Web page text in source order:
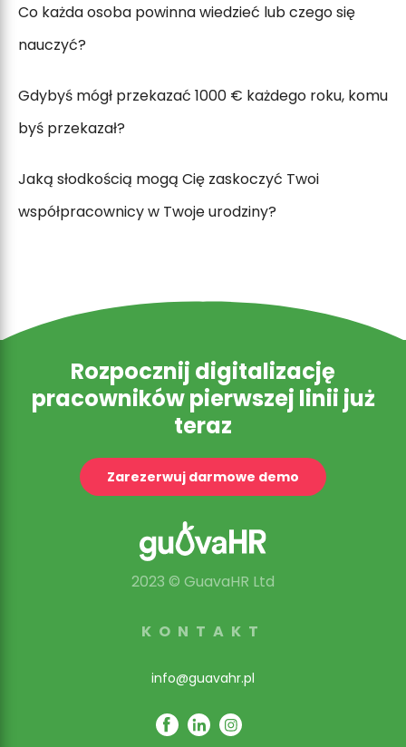
Co każda osoba powinna wiedzieć lub czego się
nauczyć?
Gdybyś mógł przekazać 1000 € każdego roku, komu
byś przekazał?
Jaką słodkością mogą Cię zaskoczyć Twoi
współpracownicy w Twoje urodziny?
Rozpocznij digitalizację
pracowników pierwszej linii już
teraz
Zarezerwuj darmowe demo
2023 © GuavaHR Ltd
KONTAKT
info@guavahr.pl